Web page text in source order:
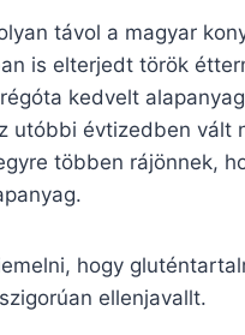
távol a magyar
is elterjedt török
kedvelt
utóbbi évtizedben vált
többen rájönnek,
hogy
ellenjavallt.